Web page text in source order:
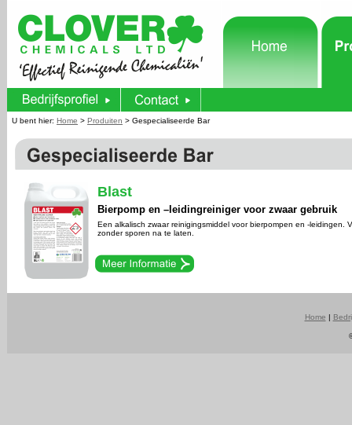
U bent hier: Home > Produiten > Gespecialiseerde Bar
Blast
Bierpomp en –leidingreiniger voor zwaar gebruik
Een alkalisch zwaar reinigingsmiddel voor bierpompen en -leidingen.
zonder sporen na te laten.
Home |